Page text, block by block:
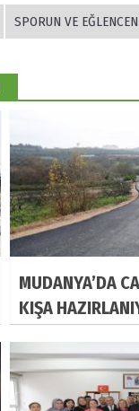
SPORUN VE
MUDANYA’DA
KIŞA